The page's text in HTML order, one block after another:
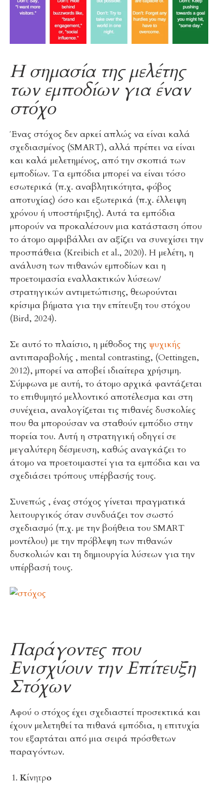
Η σημασία της μελέτης
των εμποδίων για έναν
στόχο
Ένας στόχος δεν αρκεί απλώς να είναι καλά
σχεδιασμένος (SMART), αλλά πρέπει να είναι
και καλά μελετημένος, από την σκοπιά των
εμποδίων. Τα εμπόδια μπορεί να είναι τόσο
εσωτερικά (π.χ. αναβλητικότητα, φόβος
αποτυχίας) όσο και εξωτερικά (π.χ. έλλειψη
χρόνου ή υποστήριξης). Αυτά τα εμπόδια
μπορούν να προκαλέσουν μια κατάσταση όπου
το άτομο αμφιβάλλει αν αξίζει να συνεχίσει την
προσπάθεια (Kreibich et al., 2020). Η μελέτη, η
ανάλυση των πιθανών εμποδίων και η
προετοιμασία εναλλακτικών λύσεων/
στρατηγικών αντιμετώπισης, θεωρούνται
κρίσιμα βήματα για την επίτευξη του στόχου
(Bird, 2024).
Σε αυτό το πλαίσιο, η μέθοδος της ψυχικής
αντιπαραβολής , mental contrasting, (Oettingen,
2012), μπορεί να αποβεί ιδιαίτερα χρήσιμη.
Σύμφωνα με αυτή, το άτομο αρχικά φαντάζεται
το επιθυμητό μελλοντικό αποτέλεσμα και στη
συνέχεια, αναλογίζεται τις πιθανές δυσκολίες
που θα μπορούσαν να σταθούν εμπόδιο στην
πορεία του. Αυτή η στρατηγική οδηγεί σε
μεγαλύτερη δέσμευση, καθώς αναγκάζει το
άτομο να προετοιμαστεί για τα εμπόδια και να
σχεδιάσει τρόπους υπέρβασής τους.
Συνεπώς , ένας στόχος γίνεται πραγματικά
λειτουργικός όταν συνδυάζει τον σωστό
σχεδιασμό (π.χ. με την βοήθεια του SMART
μοντέλου) με την πρόβλεψη των πιθανών
δυσκολιών και τη δημιουργία λύσεων για την
υπέρβασή τους.
Παράγοντες που
Ενισχύουν την Επίτευξη
Στόχων
Αφού ο στόχος έχει σχεδιαστεί προσεκτικά και
έχουν μελετηθεί τα πιθανά εμπόδια, η επιτυχία
του εξαρτάται από μια σειρά πρόσθετων
παραγόντων.
Κίνητρο